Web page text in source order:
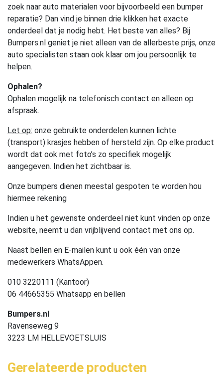
zoek naar auto materialen voor bijvoorbeeld een bumper
reparatie? Dan vind je binnen drie klikken het exacte
onderdeel dat je nodig hebt. Het beste van alles? Bij
Bumpers.nl geniet je niet alleen van de allerbeste prijs, onze
auto specialisten staan ook klaar om jou persoonlijk te
helpen.
Ophalen?
Ophalen mogelijk na telefonisch contact en alleen op
afspraak.
Let op: onze gebruikte onderdelen kunnen lichte
(transport) krasjes hebben of hersteld zijn. Op elke product
wordt dat ook met foto’s zo specifiek mogelijk
aangegeven. Indien het zichtbaar is.
Onze bumpers dienen meestal gespoten te worden hou
hiermee rekening
Indien u het gewenste onderdeel niet kunt vinden op onze
website, neemt u dan vrijblijvend contact met ons op.
Naast bellen en E-mailen kunt u ook één van onze
medewerkers WhatsAppen.
010 3220111 (Kantoor)
06 44665355 Whatsapp en bellen
Bumpers.nl
Ravenseweg 9
3223 LM HELLEVOETSLUIS
Gerelateerde producten